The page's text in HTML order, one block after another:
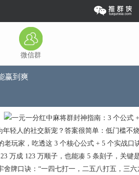
微信群
赢到爽
轻人的社交新宠？答案很简单：低门槛
老玩家，吃透这 3 个核心公式 + 5 个实
万成 123 万顺子，也能凑 5 条刻子，关
牌口诀：“一四七打一，二五八打五，三